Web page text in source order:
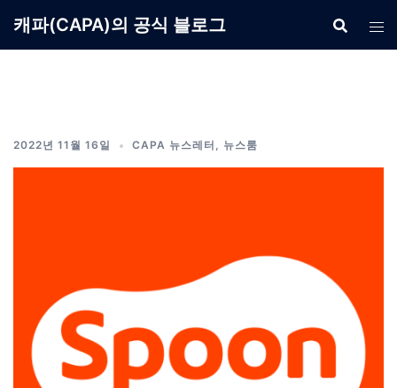
캐파(CAPA)의 공식 블로그
2022년 11월 16일 CAPA 뉴스레터 , 뉴스룸